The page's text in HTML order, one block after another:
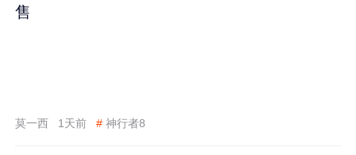
售
莫一西 1天前 # 神行者8